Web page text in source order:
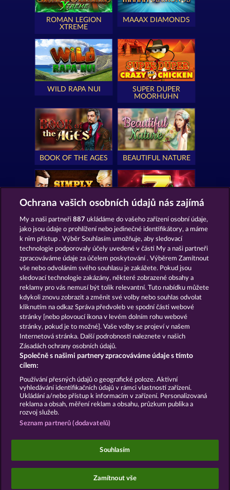
ROMAN LEGION
XTREME
MAAAX DIAMONDS
WILD RAPA NUI
SUPER DUPER
MOORHUHN
BOOK OF THE AGES BEAUTIFUL NATURE
SIMPLY THE BEST ROYAL SEVEN
GOLDEN EI OF
MOORHUHN
FOREVER
DIAMONDS
Zobrazit všechny hry
Podmínky Prohlášení o Soukromí a Cookies
Kontakt Společnost Časté dotazy
Podat Žádost o Odstoupení
Sociální kasinové hry jsou určeny výhradně k
zábavním účelům a nemají vůbec žádný vliv na
skutečnými penězi.
©2026 Whow Games GmbH
Ochrana vašich osobních údajů nás zajímá
My a naši partneři887 ukládáme do vašeho zařízení osobní údaje,
jako jsou údaje o prohlížení nebo jedinečné identifikátory, a máme
k nim přístup . Výběr Souhlasím umožňuje, aby sledovací
technologie podporovaly účely uvedené v části My a naši partneři
zpracováváme údaje za účelem poskytování . Výběrem Zamítnout
vše nebo odvoláním svého souhlasu je zakážete. Pokud jsou
sledovací technologie zakázány, některé zobrazené obsahy a
reklamy pro vás nemusí být tolik relevantní. Tuto nabídku můžete
kdykoli znovu zobrazit a změnit své volby nebo souhlas odvolat
kliknutím na odkaz Správa předvoleb ve spodní části webové
stránky [nebo plovoucí ikona v levém dolním rohu webové
stránky, pokud je to možné]. Vaše volby se projeví v našem
Internetová stránka. Další podrobnosti naleznete v našich
Zásadách ochrany osobních údajů.
Společně s našimi partnery zpracováváme údaje s tímto
cílem:
Používání přesných údajů o geografické poloze. Aktivní
vyhledávání identifikačních údajů v rámci vlastností zařízení.
Ukládání a/nebo přístup k informacím v zařízení. Personalizovaná
reklama a obsah, měření reklam a obsahu, průzkum publika a
rozvoj služeb.
Seznam partnerů (dodavatelů)
Souhlasím
Zamítnout vše